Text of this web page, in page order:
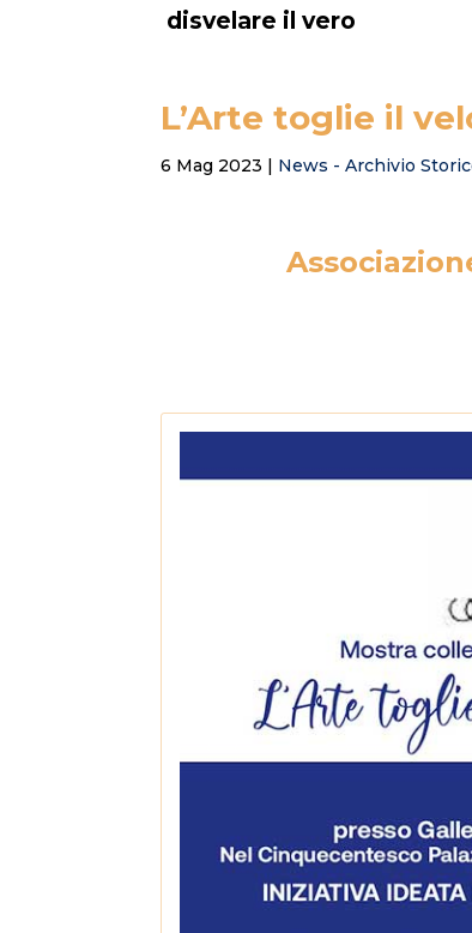
disvelare il vero
L’Arte toglie il
6 Mag 2023 | News - Archivio